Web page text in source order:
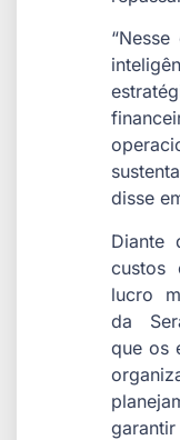
disse
Diante
custos
lucro
da
que os